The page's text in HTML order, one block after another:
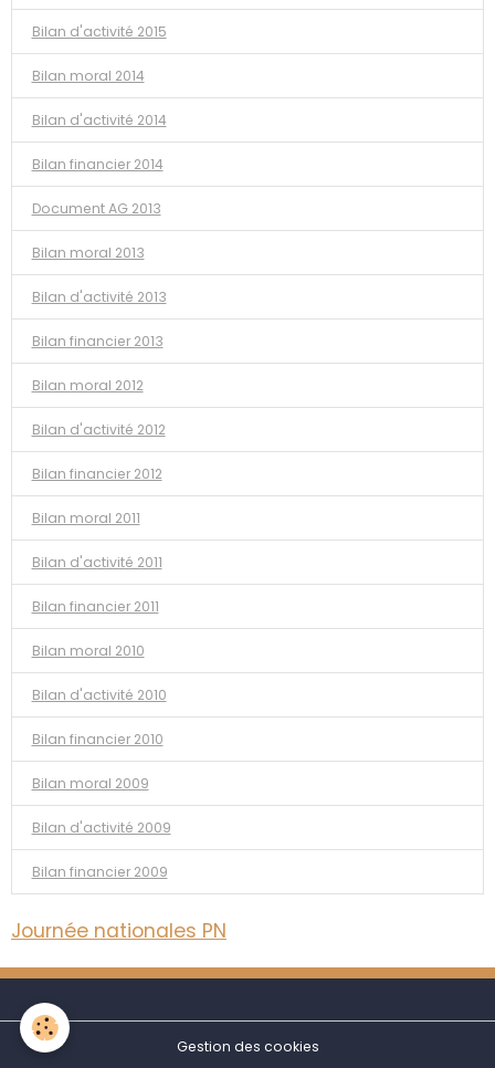
Bilan d'activité 2015
Bilan moral 2014
Bilan d'activité 2014
Bilan financier 2014
Document AG 2013
Bilan moral 2013
Bilan d'activité 2013
Bilan financier 2013
Bilan moral 2012
Bilan d'activité 2012
Bilan financier 2012
Bilan moral 2011
Bilan d'activité 2011
Bilan financier 2011
Bilan moral 2010
Bilan d'activité 2010
Bilan financier 2010
Bilan moral 2009
Bilan d'activité 2009
Bilan financier 2009
Journée nationales PN
Gestion des cookies